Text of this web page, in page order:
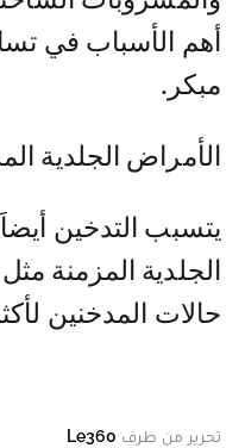
أهم الأسباب في
مبكر.
الأمراض الجلدية
يتسبب التدخين
الجلدية المزمنة
حالات المدخنين
تحرير من طرف Le360